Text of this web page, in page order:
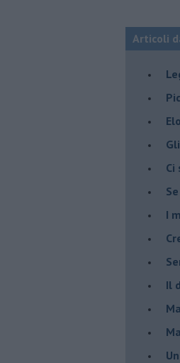
Articoli
Ci
I
​Il